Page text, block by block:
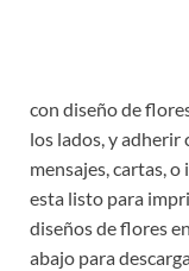
con diseño de
los lados, y adherir
mensajes, cartas,
esta listo para
diseños de flores
abajo para